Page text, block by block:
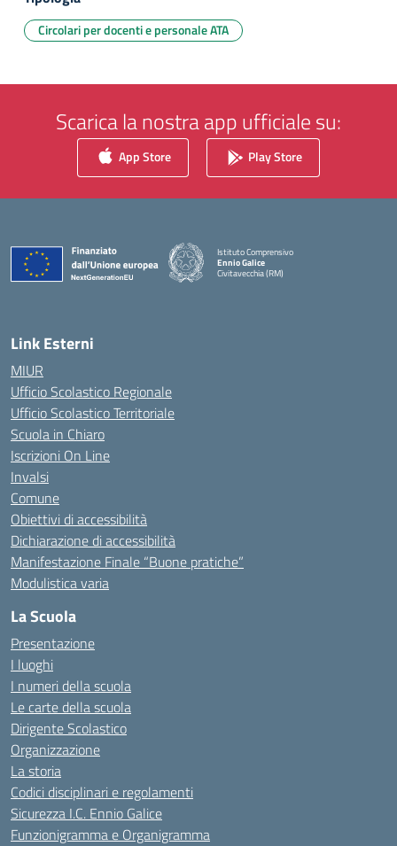
Circolari per docenti e personale ATA
Scarica la nostra app ufficiale su:
App Store Play Store
Istituto Comprensivo
Ennio Galice
Civitavecchia (RM)
Link Esterni
MIUR
Ufficio Scolastico Regionale
Ufficio Scolastico Territoriale
Scuola in Chiaro
Iscrizioni On Line
Invalsi
Comune
Obiettivi di accessibilità
Dichiarazione di accessibilità
Manifestazione Finale “Buone pratiche”
Modulistica varia
La Scuola
Presentazione
I luoghi
I numeri della scuola
Le carte della scuola
Dirigente Scolastico
Organizzazione
La storia
Codici disciplinari e regolamenti
Sicurezza I.C. Ennio Galice
Funzionigramma e Organigramma